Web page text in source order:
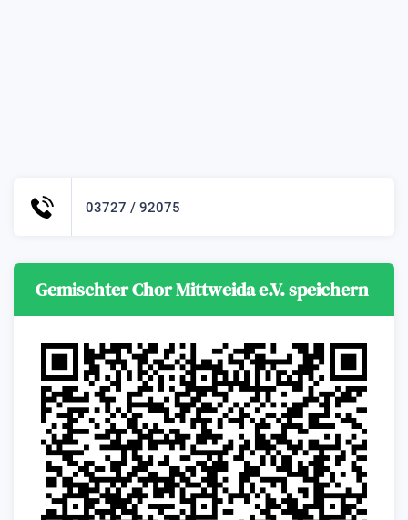
03727 / 92075
Gemischter Chor Mittweida e.V. speichern